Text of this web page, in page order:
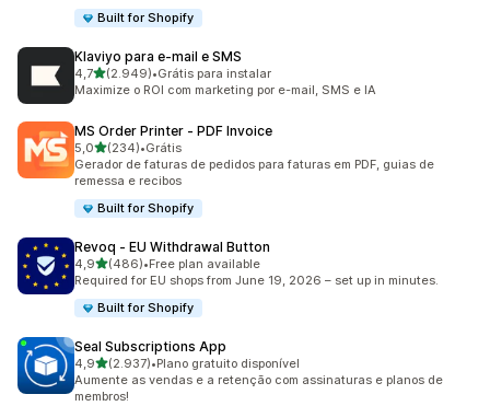
Built for Shopify
Klaviyo para e‑mail e SMS
4,7de 5 estrelas
(2.949)
2949 avaliações ao todo
•Grátis para instalar
Maximize o ROI com marketing por e-mail, SMS e IA
MS Order Printer ‑ PDF Invoice
5,0de 5 estrelas
(234)
234 avaliações ao todo
•Grátis
Gerador de faturas de pedidos para faturas em PDF, guias de
remessa e recibos
Built for Shopify
Revoq ‑ EU Withdrawal Button
4,9de 5 estrelas
(486)
486 avaliações ao todo
•Free plan available
Required for EU shops from June 19, 2026 – set up in minutes.
Built for Shopify
Seal Subscriptions App
4,9de 5 estrelas
(2.937)
2937 avaliações ao todo
•Plano gratuito disponível
Aumente as vendas e a retenção com assinaturas e planos de
membros!